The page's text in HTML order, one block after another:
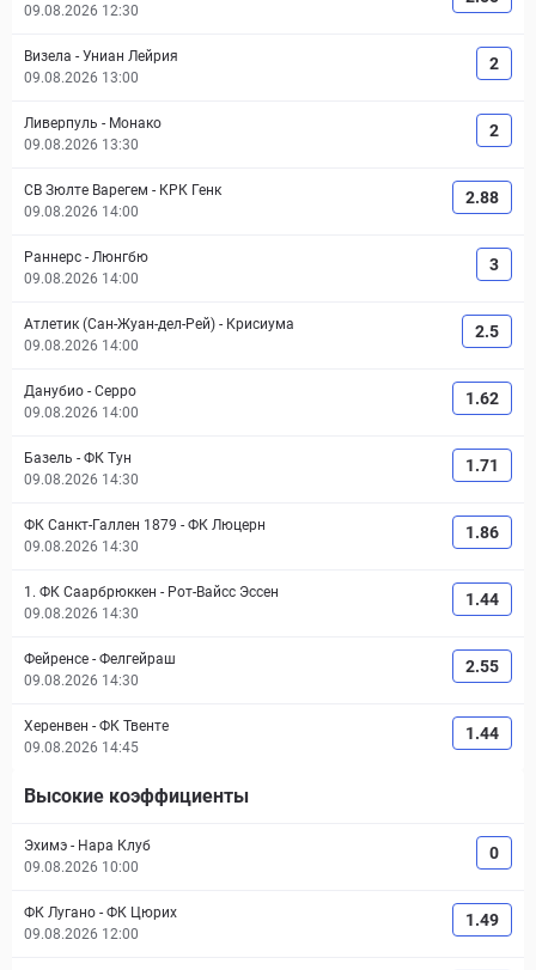
09.08.2026 12:30
Визела - Униан Лейрия
09.08.2026 13:00
2
Ливерпуль - Монако
09.08.2026 13:30
2
СВ Зюлте Варегем - КРК Генк
09.08.2026 14:00
2.88
Раннерс - Люнгбю
09.08.2026 14:00
3
Атлетик (Сан-Жуан-дел-Рей) - Крисиума
09.08.2026 14:00
2.5
Данубио - Серро
09.08.2026 14:00
1.62
Базель - ФК Тун
09.08.2026 14:30
1.71
ФК Санкт-Галлен 1879 - ФК Люцерн
09.08.2026 14:30
1.86
1. ФК Саарбрюккен - Рот-Вайсс Эссен
09.08.2026 14:30
1.44
Фейренсе - Фелгейраш
09.08.2026 14:30
2.55
Херенвен - ФК Твенте
09.08.2026 14:45
1.44
Высокие коэффициенты
Эхимэ - Нара Клуб
09.08.2026 10:00
0
ФК Лугано - ФК Цюрих
09.08.2026 12:00
1.49